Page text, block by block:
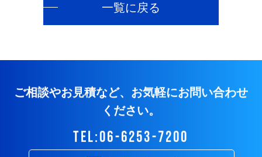
一覧に戻る
ご相談やお見積など、お気軽にお問い合わせ
ください。
tel:06-6253-7200